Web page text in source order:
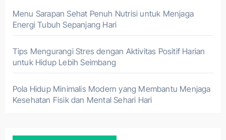
Menu Sarapan Sehat Penuh Nutrisi untuk Menjaga
Energi Tubuh Sepanjang Hari
Tips Mengurangi Stres dengan Aktivitas Positif Harian
untuk Hidup Lebih Seimbang
Pola Hidup Minimalis Modern yang Membantu Menjaga
Kesehatan Fisik dan Mental Sehari Hari